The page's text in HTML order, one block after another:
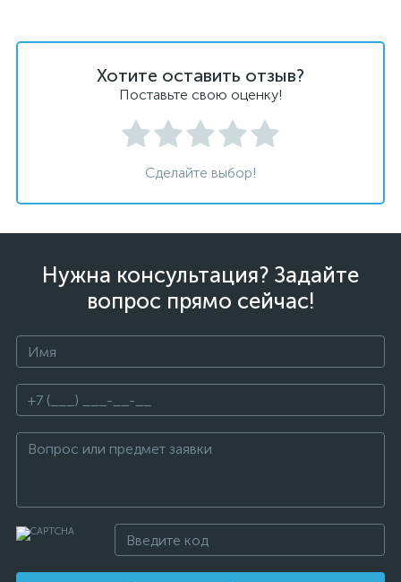
Хотите оставить отзыв?
Поставьте свою оценку!
Сделайте выбор!
Нужна консультация? Задайте
вопрос прямо сейчас!